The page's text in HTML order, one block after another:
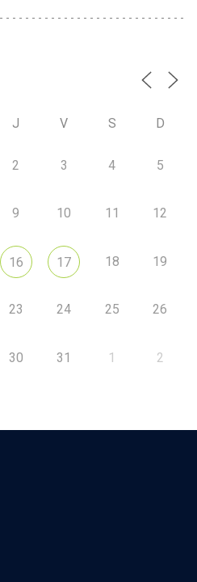
J V S D
2 3 4 5
9 10 11 12
16 17 18 19
23 24 25 26
30 31 1 2